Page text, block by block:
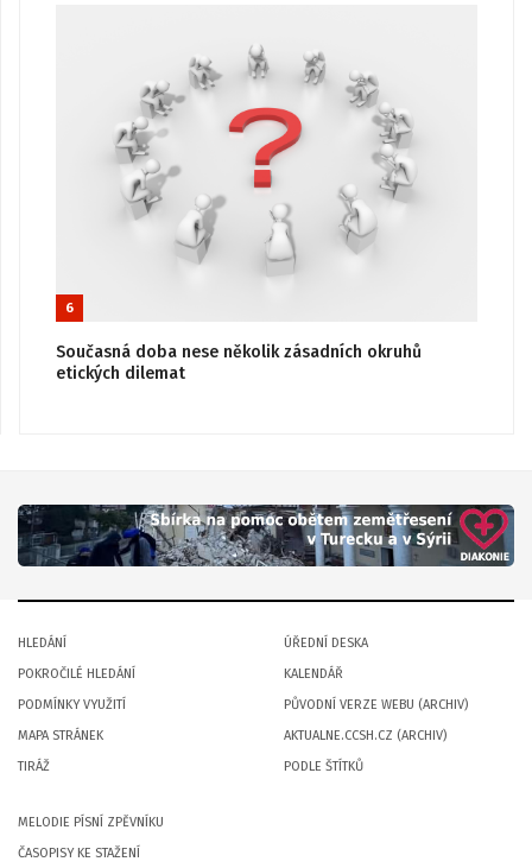
6
Současná doba nese několik zásadních okruhů
etických dilemat
HLEDÁNÍ
POKROČILÉ HLEDÁNÍ
PODMÍNKY VYUŽITÍ
MAPA STRÁNEK
TIRÁŽ
ÚŘEDNÍ DESKA
KALENDÁŘ
PŮVODNÍ VERZE WEBU (ARCHIV)
AKTUALNE.CCSH.CZ (ARCHIV)
PODLE ŠTÍTKŮ
MELODIE PÍSNÍ ZPĚVNÍKU
ČASOPISY KE STAŽENÍ